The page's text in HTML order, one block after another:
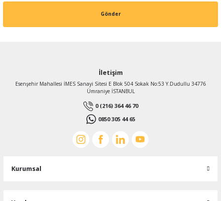
Gönder
İletişim
Esenşehir Mahallesi İMES Sanayi Sitesi E Blok 504 Sokak No:53 Y.Dudullu 34776
Ümraniye İSTANBUL
0 (216) 364 46 70
0850 305 44 65
Kurumsal